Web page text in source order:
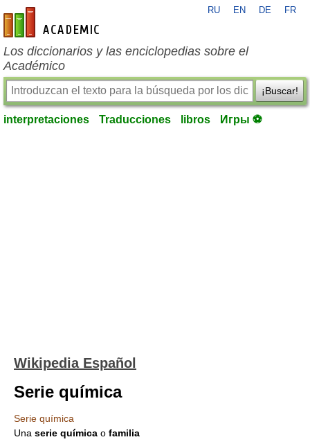
es-academic.com
RU EN DE FR
Los diccionarios y las enciclopedias sobre el
Académico
¡Buscar!
interpretaciones Traducciones libros Игры ⚽
Wikipedia Español
Serie química
Serie química
Una serie química o familia